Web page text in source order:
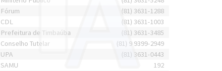
Fórum
(81) 3631-1288
CDL
(81) 3631-1003
Prefeitura de Timbaúba
(81) 3631-3485
Conselho Tutelar
(81) 9 9399-2949
UPA
(81) 3631-0443
SAMU
192